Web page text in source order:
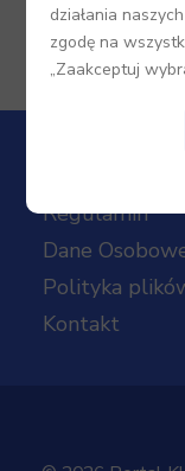
Regulamin
Dane
Polityka
Kontakt
działania
zgodę na
„Zaakceptuj